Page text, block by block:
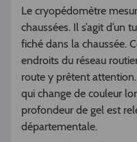
Le cryopédomètre
chaussées. Il s’agit d’un
fiché dans la chaussée.
endroits du réseau
route y prêtent
qui change de couleur
profondeur de gel est
départementale.